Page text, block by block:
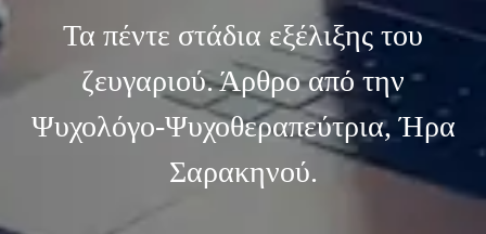
Τα πέντε στάδια εξέλιξης του
ζευγαριού. Άρθρο από την
Ψυχολόγο-Ψυχοθεραπεύτρια, Ήρα
Σαρακηνού.